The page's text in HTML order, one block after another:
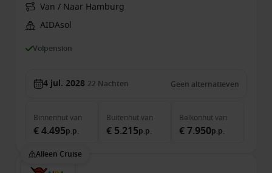
Van / Naar Hamburg
AIDAsol
Volpension
4 jul. 2028 22 Nachten Geen alternatieven
Binnenhutvan
€ 4.495p.p.
Buitenhutvan
€ 5.215p.p.
Balkonhutvan
€ 7.950p.p.
Alleen Cruise